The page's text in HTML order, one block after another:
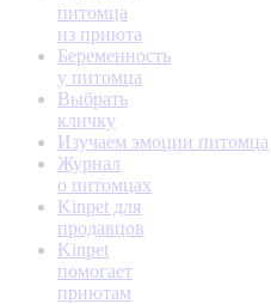
питомца
из приюта
Беременность
у питомца
Выбрать
кличку
Изучаем эмоции питомца
Журнал
о питомцах
Kinpet для
продавцов
Kinpet
помогает
приютам